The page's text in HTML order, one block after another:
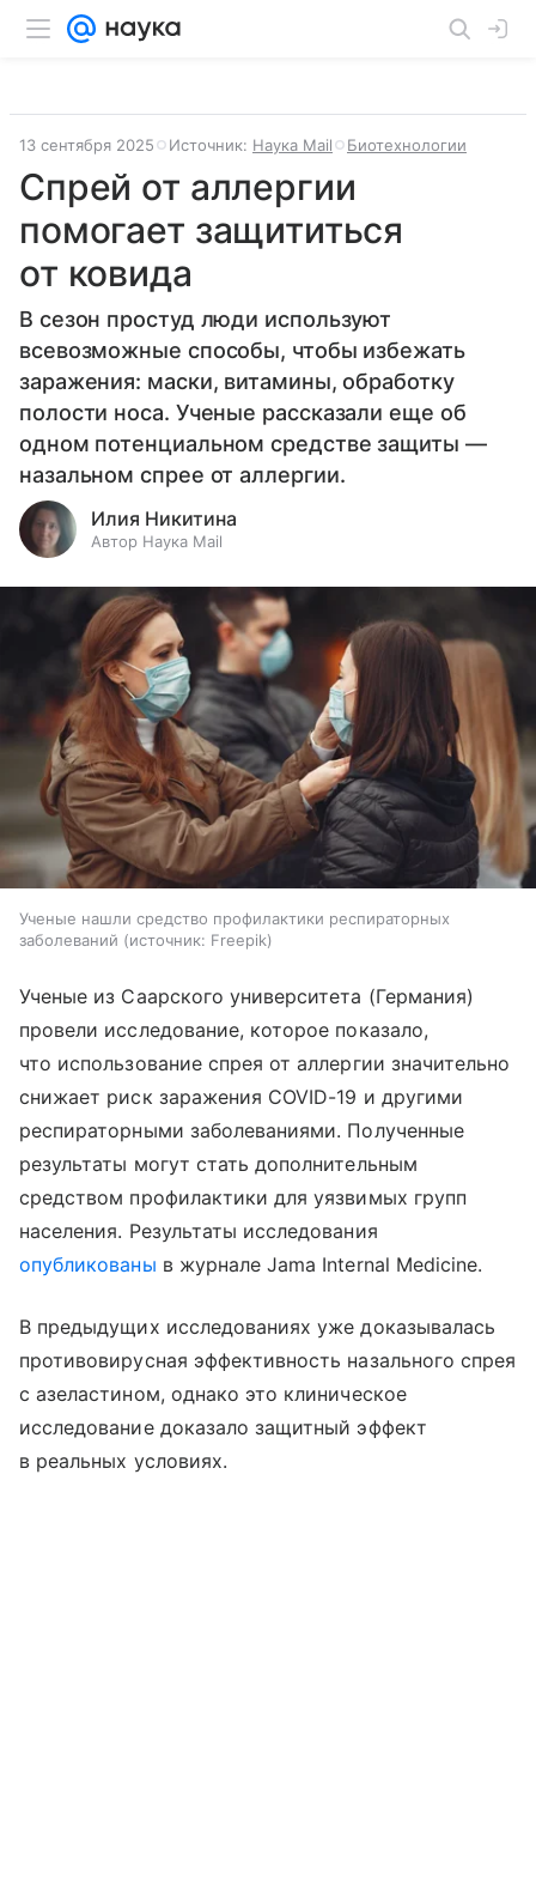
13 сентября 2025 Источник: Наука Mail Биотехнологии
Спрей от аллергии
помогает защититься
от ковида
В сезон простуд люди используют
всевозможные способы, чтобы избежать
заражения: маски, витамины, обработку
полости носа. Ученые рассказали еще об
одном потенциальном средстве защиты —
назальном спрее от аллергии.
Илия Никитина
Автор Наука Mail
Ученые нашли средство профилактики респираторных
заболеваний
источник: Freepik
Ученые из Саарского университета (Германия)
провели исследование, которое показало,
что использование спрея от аллергии значительно
снижает риск заражения COVID-19 и другими
респираторными заболеваниями. Полученные
результаты могут стать дополнительным
средством профилактики для уязвимых групп
населения. Результаты исследования
опубликованы в журнале Jama Internal Medicine.
В предыдущих исследованиях уже доказывалась
противовирусная эффективность назального спрея
с азеластином, однако это клиническое
исследование доказало защитный эффект
в реальных условиях.